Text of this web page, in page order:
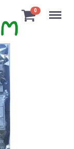
0 Menu